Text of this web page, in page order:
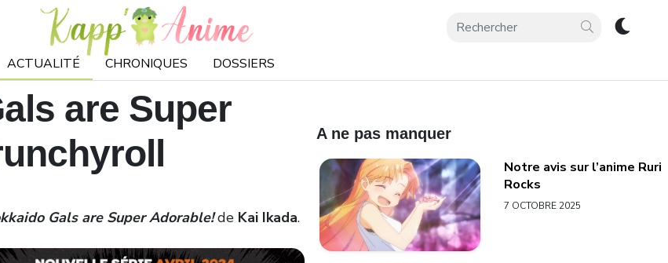
ACTUALITÉ CHRONIQUES DOSSIERS
are Super
Gals are Super Adorable!de Kai Ikada.
A ne pas manquer
Notre avis sur l’anime Ruri
Rocks
7 OCTOBRE 2025